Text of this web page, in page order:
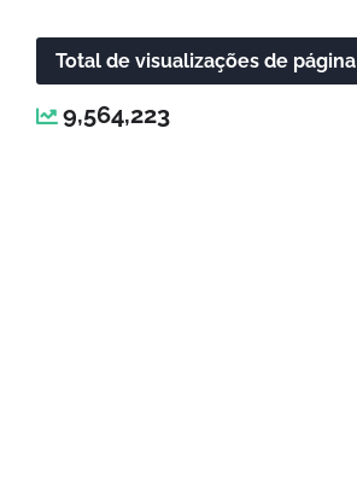
Total de visualizações de página
9,564,223